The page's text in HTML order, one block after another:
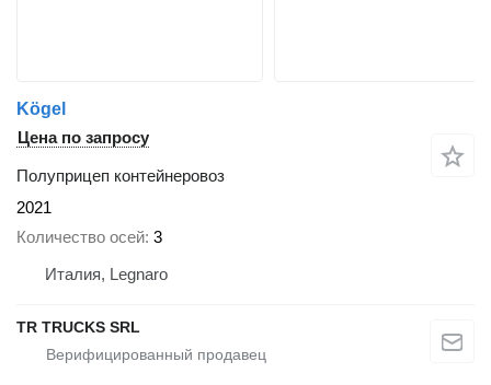
Kögel
Цена по запросу
Полуприцеп контейнеровоз
2021
Количество осей 3
Италия, Legnaro
TR TRUCKS SRL